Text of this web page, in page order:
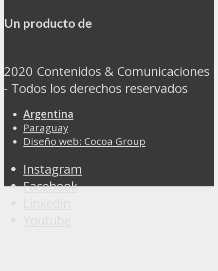
Un producto de
2020 Contenidos & Comunicaciones
- Todos los derechos reservados
Argentina
Paraguay
Diseño web: Cocoa Group
Instagram
Facebook